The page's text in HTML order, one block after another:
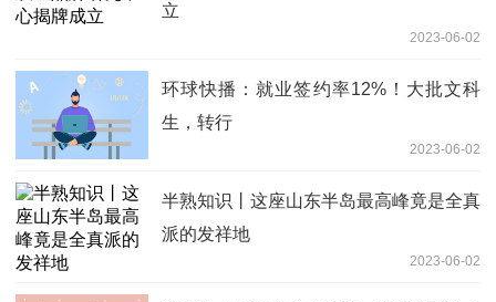
立
2023-06-02
环球快播：就业签约率12%！大批文科
生，转行
2023-06-02
半熟知识丨这座山东半岛最高峰竟是全真
派的发祥地
2023-06-02